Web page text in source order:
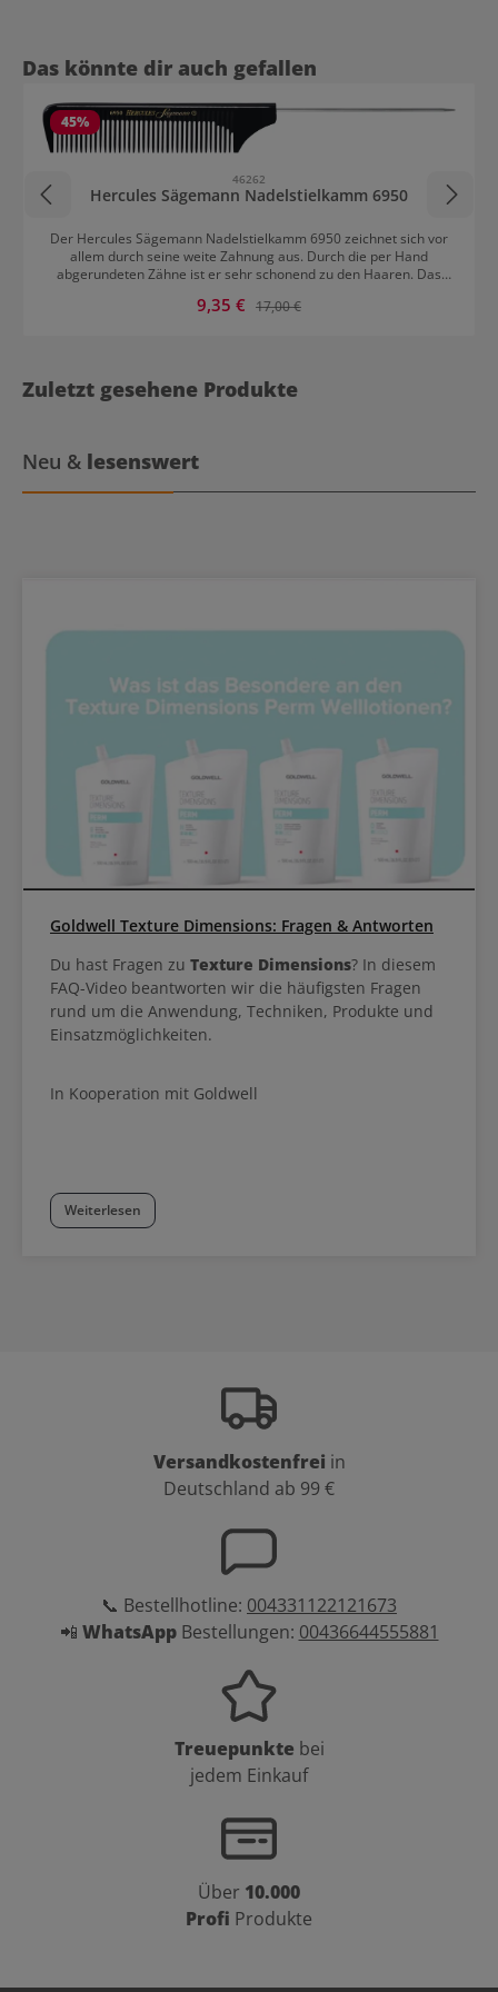
Produktgalerie überspringen
Das könnte dir auch gefallen
45%
46262
Hercules Sägemann Nadelstielkamm 6950
Der Hercules Sägemann Nadelstielkamm 6950 zeichnet sich vor
allem durch seine weite Zahnung aus. Durch die per Hand
abgerundeten Zähne ist er sehr schonend zu den Haaren. Das
Eigenschaft zeichnet eine lange Wertbeständigkeit aus. Zusätzlich
Kamm ist für alle Haartypen passend.
Verkaufspreis:
9,35 € Regulärer Preis:
17,00 €
Zuletzt gesehene Produkte
Neu & lesenswert
Goldwell Texture Dimensions: Fragen & Antworten
Du hast Fragen zu Texture Dimensions? In diesem
FAQ-Video beantworten wir die häufigsten Fragen
rund um die Anwendung, Techniken, Produkte und
Einsatzmöglichkeiten.
In Kooperation mit Goldwell
Weiterlesen
Versandkostenfrei in
Deutschland ab 99 €
📞 Bestellhotline: 004331122121673
📲 WhatsAppBestellungen: 00436644555881
Treuepunkte bei
jedem Einkauf
Über 10.000
Profi Produkte